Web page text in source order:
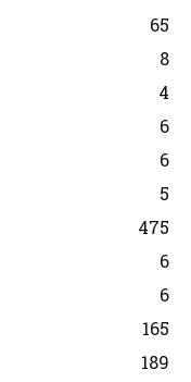
65
8
4
6
6
5
475
6
6
165
189